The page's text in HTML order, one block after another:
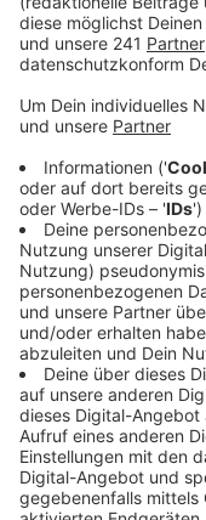
Anzeige
mehr neue
einer Woche. Der
gesunken. Ihn gibt
an.
Nach viel Kritik
Corona-
anderem hat
Maskenpflicht für
hatte das Land
notwendig
Die